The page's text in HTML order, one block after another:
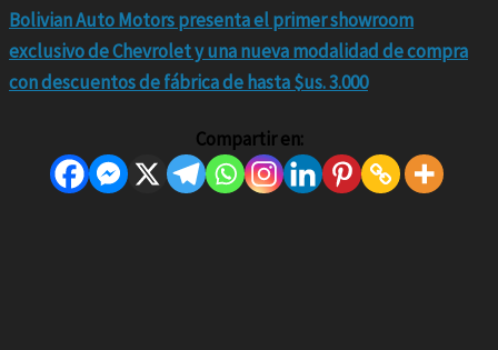
Bolivian Auto Motors presenta el primer showroom
exclusivo de Chevrolet y una nueva modalidad de compra
con descuentos de fábrica de hasta $us. 3.000
Compartir en: